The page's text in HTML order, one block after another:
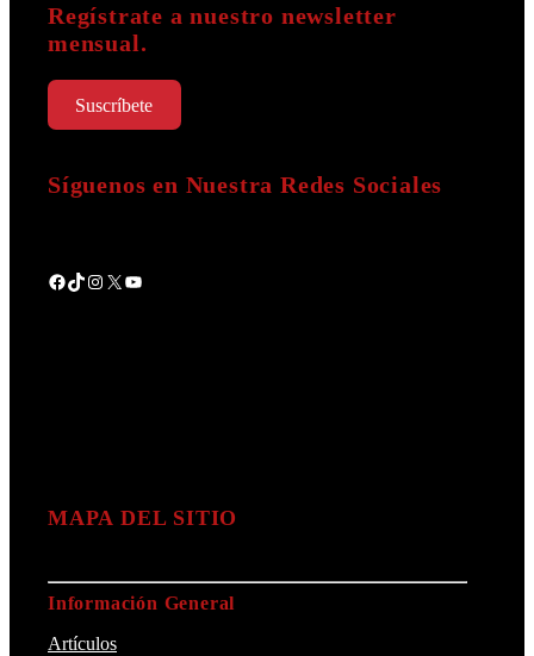
Regístrate a nuestro newsletter
mensual.
Suscríbete
Síguenos en Nuestra Redes Sociales
Facebook
TikTok
Instagram
X YouTube
MAPA DEL SITIO
Información General
Artículos